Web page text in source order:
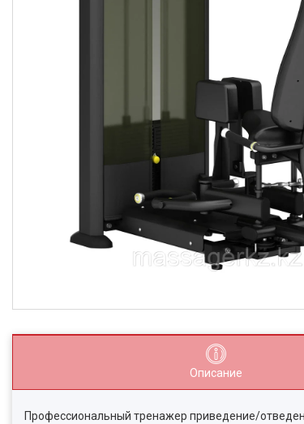
Описание
Профессиональный тренажер приведение/